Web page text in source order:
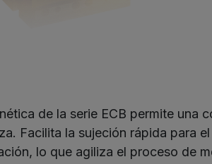
de la serie ECB permite
Facilita la sujeción rápida para
lo que agiliza el proceso de